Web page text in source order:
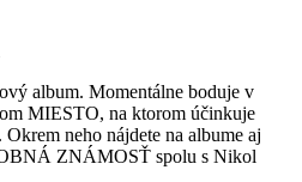
album. Momentálne boduje v
MIESTO, na ktorom účinkuje
neho nájdete na albume aj
ZNÁMOSŤ spolu s Nikol